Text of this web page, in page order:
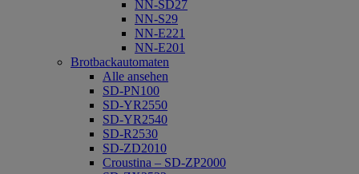
NN-SD27
NN-S29
NN-E221
NN-E201
Brotbackautomaten
Alle ansehen
SD-PN100
SD-YR2550
SD-YR2540
SD-R2530
SD-ZD2010
Croustina – SD-ZP2000